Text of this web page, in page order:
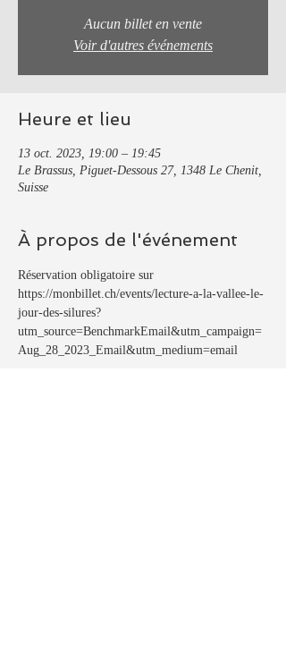
Aucun billet en vente
Voir d'autres événements
Heure et lieu
13 oct. 2023, 19:00 – 19:45
Le Brassus, Piguet-Dessous 27, 1348 Le Chenit,
Suisse
À propos de l'événement
Réservation obligatoire sur
https://monbillet.ch/events/lecture-a-la-vallee-le-
jour-des-silures?
utm_source=BenchmarkEmail&utm_campaign=
Aug_28_2023_Email&utm_medium=email